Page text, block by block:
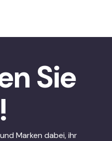
Sie
Marken dabei, ihr